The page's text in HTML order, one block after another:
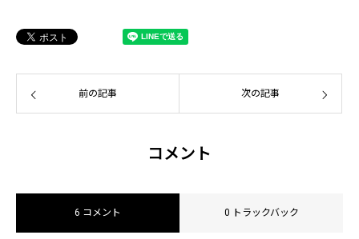
前の記事 次の記事
コメント
6 コメント 0 トラックバック